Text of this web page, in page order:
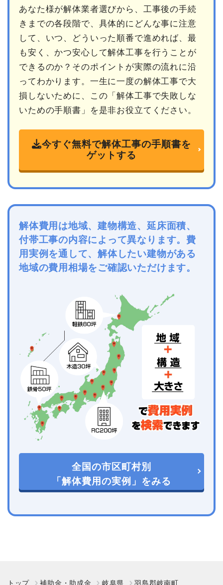
あなた様が解体業者選びから、工事後の手続
きまでの各段階で、具体的にどんな事に注意
して、いつ、どういった順番で進めれば、最
も安く、かつ安心して解体工事を行うことが
できるのか？そのポイントが実際の流れに沿
ってわかります。一生に一度の解体工事で大
損しないために、この「解体工事で失敗しな
いための手順書」を是非お役立てください。
今すぐ無料で解体工事の手順書を
ゲットする
解体費用は地域、建物構造、延床面積、
付帯工事の内容によって異なります。費
用実例を通して、解体したい建物がある
地域の費用相場をご確認いただけます。
全国の市区町村別
「解体費用の実例」をみる
トップ 補助金・助成金 岐阜県 羽島郡岐南町